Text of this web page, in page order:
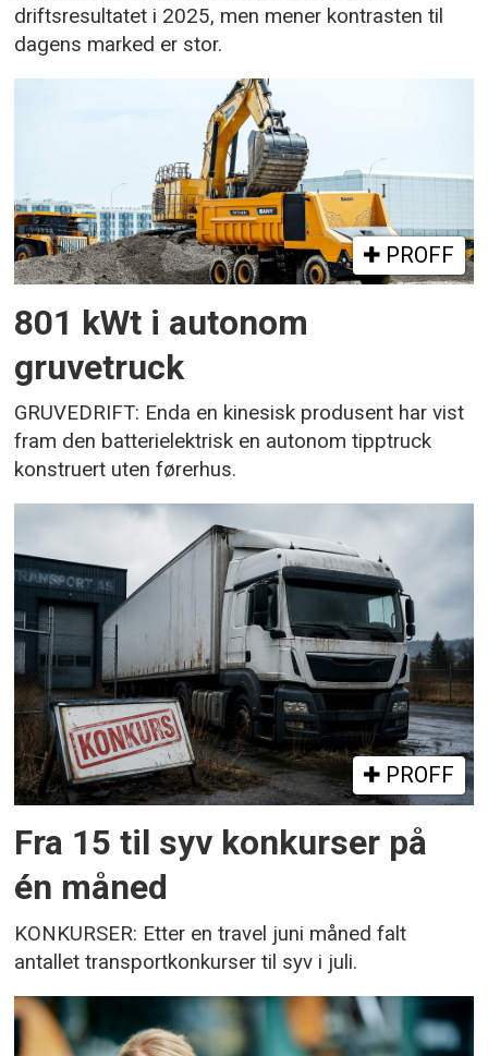
driftsresultatet i 2025, men mener kontrasten til
dagens marked er stor.
PROFF
801 kWt i autonom
gruvetruck
GRUVEDRIFT: Enda en kinesisk produsent har vist
fram den batterielektrisk en autonom tipptruck
konstruert uten førerhus.
PROFF
Fra 15 til syv konkurser på
én måned
KONKURSER: Etter en travel juni måned falt
antallet transportkonkurser til syv i juli.